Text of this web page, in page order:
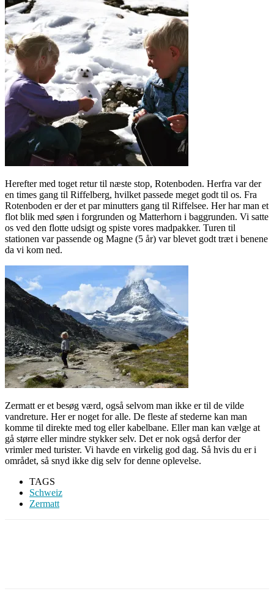
Herefter med toget retur til næste stop, Rotenboden. Herfra var der
en times gang til Riffelberg, hvilket passede meget godt til os. Fra
Rotenboden er der et par minutters gang til Riffelsee. Her har man et
flot blik med søen i forgrunden og Matterhorn i baggrunden. Vi satte
os ved den flotte udsigt og spiste vores madpakker. Turen til
stationen var passende og Magne (5 år) var blevet godt træt i benene
da vi kom ned.
Zermatt er et besøg værd, også selvom man ikke er til de vilde
vandreture. Her er noget for alle. De fleste af stederne kan man
komme til direkte med tog eller kabelbane. Eller man kan vælge at
gå større eller mindre stykker selv. Det er nok også derfor der
vrimler med turister. Vi havde en virkelig god dag. Så hvis du er i
området, så snyd ikke dig selv for denne oplevelse.
TAGS
Schweiz
Zermatt